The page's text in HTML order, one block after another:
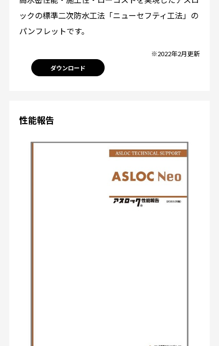
ックの標準二次防水工法「ニューセフティ工法」の
パンフレットです。
※2022年2月更新
ダウンロード
性能報告